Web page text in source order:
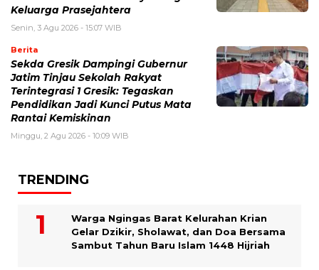
Keluarga Prasejahtera
Senin, 3 Agu 2026 - 15:07 WIB
Berita
Sekda Gresik Dampingi Gubernur
Jatim Tinjau Sekolah Rakyat
Terintegrasi 1 Gresik: Tegaskan
Pendidikan Jadi Kunci Putus Mata
Rantai Kemiskinan
Minggu, 2 Agu 2026 - 10:09 WIB
TRENDING
Warga Ngingas Barat Kelurahan Krian
Gelar Dzikir, Sholawat, dan Doa Bersama
Sambut Tahun Baru Islam 1448 Hijriah